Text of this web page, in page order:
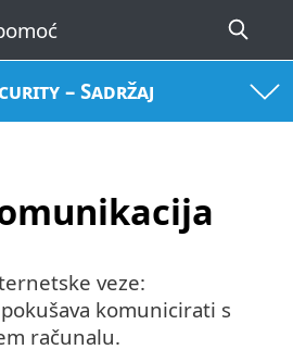
– Sadržaj
veze:
komunicirati s
računalu.